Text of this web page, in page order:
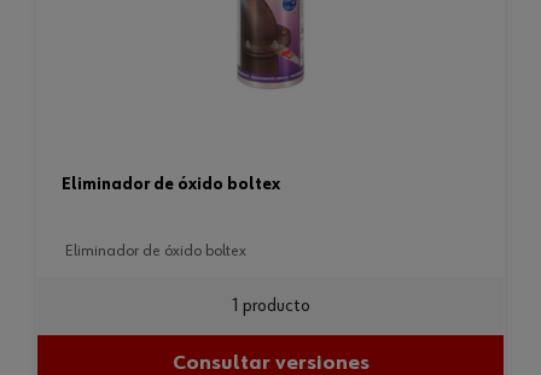
eliminador de óxido boltex
eliminador de óxido boltex
1 producto
Consultar versiones